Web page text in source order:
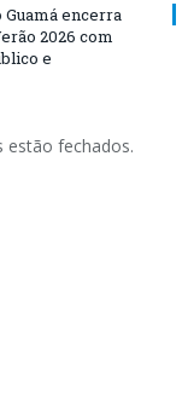
Guamá encerra
2026 com
e
estão fechados.